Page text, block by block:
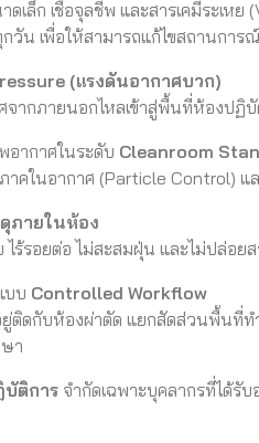
ดเล็ก เชื้อจุลชีพ และสารเคมีระเห
วัน เพื่อให้สามารถแก้ไขสถานการ
(แรงดันอากาศบวก)
จากภายนอกไหลเข้าสู่พื้นที่ห้องปฏิ
ากาศในระดับ Cleanroom
คในอากาศ (Particle Control) แ
ดุภายในห้อง
ไร้รอยต่อ ไม่สะสมฝุ่น และไม่ปล่อ
บบ Controlled Workflow
ติดกับห้องผ่าตัด แยกสัดส่วนพื้นที่ท
า
บัติการ จำกัดเฉพาะบุคลากรที่ได้รั